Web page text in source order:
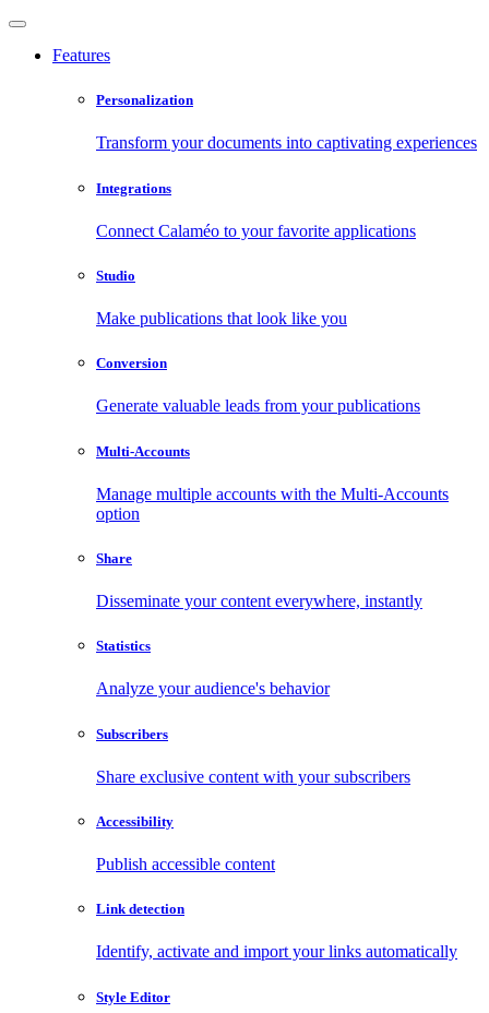
Features
Personalization
Transform your documents into captivating experiences
Integrations
Connect Calaméo to your favorite applications
Studio
Make publications that look like you
Conversion
Generate valuable leads from your publications
Multi-Accounts
Manage multiple accounts with the Multi-Accounts
option
Share
Disseminate your content everywhere, instantly
Statistics
Analyze your audience's behavior
Subscribers
Share exclusive content with your subscribers
Accessibility
Publish accessible content
Link detection
Identify, activate and import your links automatically
Style Editor